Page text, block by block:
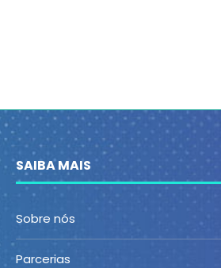
SAIBA MAIS
Sobre nós
Parcerias